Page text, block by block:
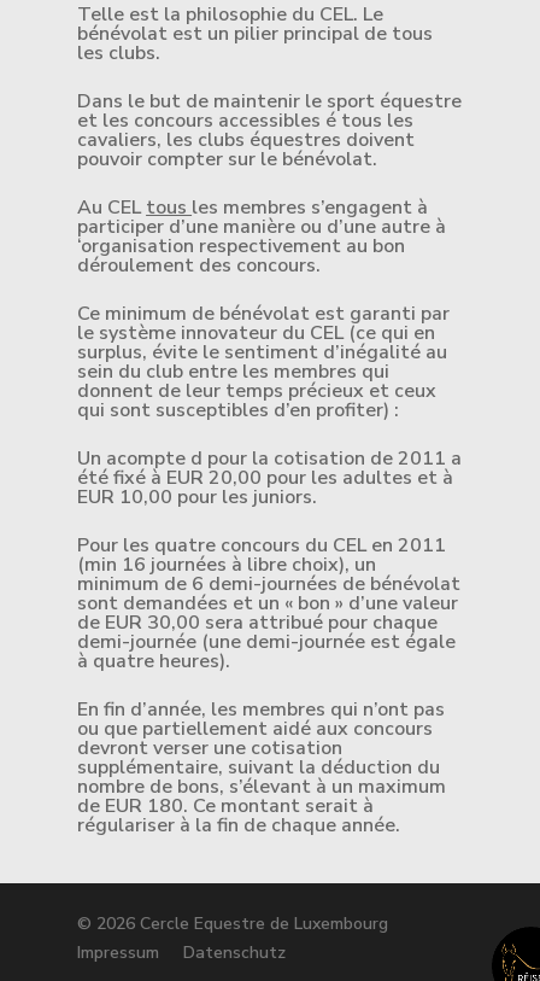
Telle est la philosophie du CEL. Le
bénévolat est un pilier principal de tous
les clubs.
Dans le but de maintenir le sport équestre
et les concours accessibles é tous les
cavaliers, les clubs équestres doivent
pouvoir compter sur le bénévolat.
Au CELtous les membres s’engagent à
participer d’une manière ou d’une autre à
‘organisation respectivement au bon
déroulement des concours.
Ce minimum de bénévolat est garanti par
le système innovateur du CEL (ce qui en
surplus, évite le sentiment d’inégalité au
sein du club entre les membres qui
donnent de leur temps précieux et ceux
qui sont susceptibles d’en profiter) :
Un acompte d pour la cotisation de 2011 a
été fixé à EUR 20,00 pour les adultes et à
EUR 10,00 pour les juniors.
Pour les quatre concours du CEL en 2011
(min 16 journées à libre choix), un
minimum de 6 demi-journées de bénévolat
sont demandées et un « bon » d’une valeur
de EUR 30,00 sera attribué pour chaque
demi-journée (une demi-journée est égale
à quatre heures).
En fin d’année, les membres qui n’ont pas
ou que partiellement aidé aux concours
devront verser une cotisation
supplémentaire, suivant la déduction du
nombre de bons, s’élevant à un maximum
de EUR 180. Ce montant serait à
régulariser à la fin de chaque année.
© 2026 Cercle Equestre de Luxembourg
Impressum
Datenschutz